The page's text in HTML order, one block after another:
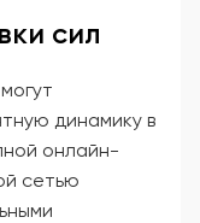
сил
динамику в
онлайн-
сетью